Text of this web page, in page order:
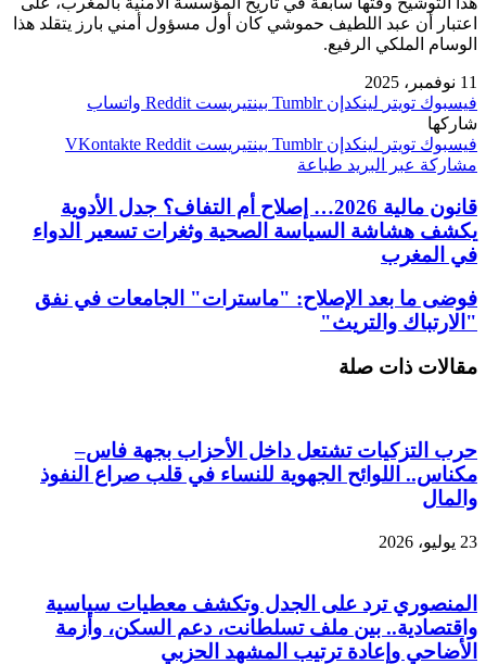
اعتبار أن عبد اللطيف حموشي كان أول مسؤول أمني بارز يتقلد هذا
الوسام الملكي الرفيع.
11 نوفمبر، 2025
فيسبوك تويتر لينكدإن بينتيريست
واتساب
شاركها
فيسبوك تويتر لينكدإن بينتيريست
مشاركة عبر البريد طباعة
قانون مالية 2026… إصلاح أم التفاف؟ جدل الأدوية
يكشف هشاشة السياسة الصحية وثغرات تسعير الدواء
في المغرب
فوضى ما بعد الإصلاح: "ماسترات" الجامعات في نفق
"الارتباك والتريث"
مقالات ذات صلة
حرب التزكيات تشتعل داخل الأحزاب بجهة فاس–
مكناس.. اللوائح الجهوية للنساء في قلب صراع النفوذ
والمال
23 يوليو، 2026
المنصوري ترد على الجدل وتكشف معطيات سياسية
واقتصادية.. بين ملف تسلطانت، دعم السكن، وأزمة
الأضاحي وإعادة ترتيب المشهد الحزبي